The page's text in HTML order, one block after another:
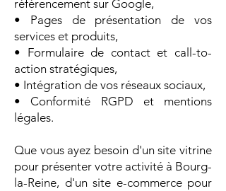
référencement sur Google,
• Pages de présentation de vos
services et produits,
• Formulaire de contact et call-to-
action stratégiques,
• Intégration de vos réseaux sociaux,
• Conformité RGPD et mentions
légales.
Que vous ayez besoin d'un site vitrine
pour présenter votre activité à Bourg-
la-Reine, d'un site e-commerce pour